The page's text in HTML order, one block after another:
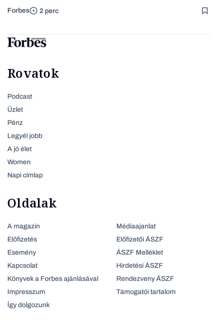
Forbes 2 perc
Rovatok
Podcast
Üzlet
Pénz
Legyél jobb
A jó élet
Women
Napi címlap
Oldalak
A magazin
Előfizetés
Esemény
Kapcsolat
Könyvek a Forbes ajánlásával
Impresszum
Így dolgozunk
Médiaajanlat
Előfizetői ÁSZF
ÁSZF Melléklet
Hirdetési ÁSZF
Rendezveny ÁSZF
Támogatói tartalom